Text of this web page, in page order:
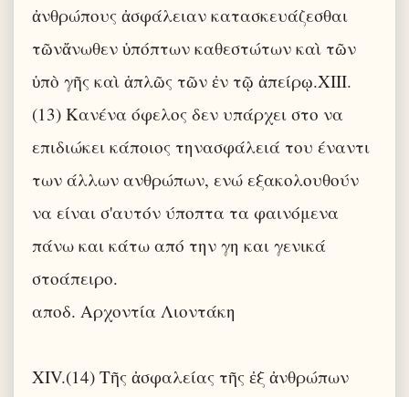
ἀνθρώπους ἀσφάλειαν κατασκευάζεσθαι
τῶνἄνωθεν ὑπόπτων καθεστώτων καὶ τῶν
ὑπὸ γῆς καὶ ἁπλῶς τῶν ἐν τῷ ἀπείρῳ.XIII.
(13) Κανένα όφελος δεν υπάρχει στο να
επιδιώκει κάποιος τηνασφάλειά του έναντι
των άλλων ανθρώπων, ενώ εξακολουθούν
να είναι σ'αυτόν ύποπτα τα φαινόμενα
πάνω και κάτω από την γη και γενικά
στοάπειρο.
αποδ. Αρχοντία Λιοντάκη
XIV.(14) Τῆς ἀσφαλείας τῆς ἐξ ἀνθρώπων